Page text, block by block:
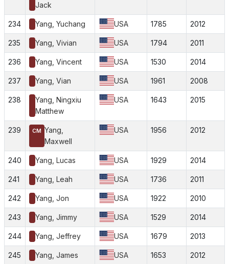
Jack
234 Yang, Yuchang USA 1785 2012
235 Yang, Vivian USA 1794 2011
236 Yang, Vincent USA 1530 2014
237 Yang, Vian USA 1961 2008
238
Yang, Ningxiu
Matthew
USA 1643 2015
239 CM Yang,
Maxwell
USA 1956 2012
240 Yang, Lucas USA 1929 2014
241 Yang, Leah USA 1736 2011
242 Yang, Jon USA 1922 2010
243 Yang, Jimmy USA 1529 2014
244 Yang, Jeffrey USA 1679 2013
245 Yang, James USA 1653 2012